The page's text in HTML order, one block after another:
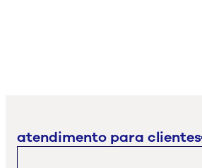
atendimento para clientes